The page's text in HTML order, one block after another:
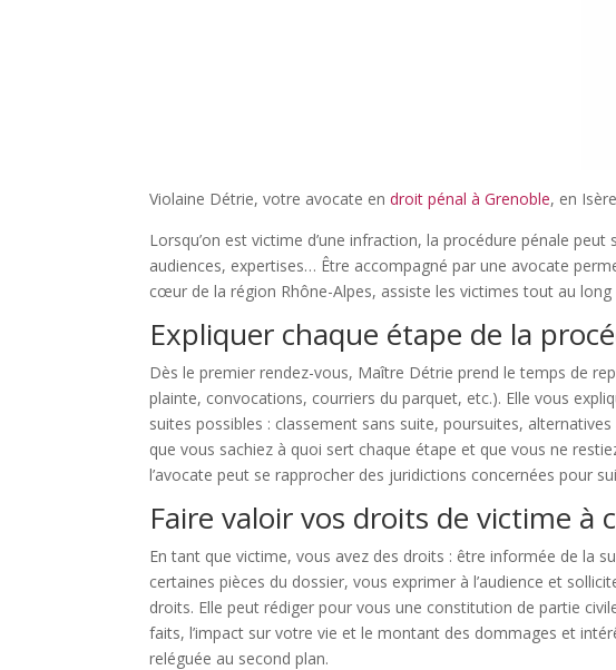
Violaine Détrie, votre avocate endroit pénal à Grenoble, en
Lorsqu’on est victime d’une infraction, la procédure pénale
audiences, expertises… Être accompagné par une avocate
cœur de la région Rhône-Alpes, assiste les victimes tout au
Expliquer chaque étape de la
Dès le premier rendez-vous, Maître Détrie prend le temps de
plainte, convocations, courriers du parquet, etc.). Elle vous
suites possibles : classement sans suite, poursuites,
que vous sachiez à quoi sert chaque étape et que vous ne
l’avocate peut se rapprocher des juridictions concernées pour
Faire valoir vos droits de victime à
En tant que victime, vous avez des droits : être informée de la
certaines pièces du dossier, vous exprimer à l’audience et
droits. Elle peut rédiger pour vous une constitution de partie
faits, l’impact sur votre vie et le montant des dommages et
reléguée au second plan.